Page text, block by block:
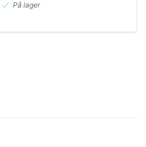
På lager